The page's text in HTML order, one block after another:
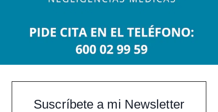
Suscríbete a mi Newsletter